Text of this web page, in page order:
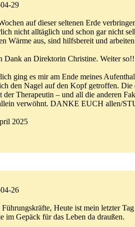
29
auf dieser seltenen Erde
nicht alltäglich und schon gar nicht
Wärme aus, sind hilfsbereit und
Dank an Direktorin Christine. Weiter
ging es mir am Ende meines
den Nagel auf den Kopf getroffen.
der Therapeutin – und all die anderen
verwöhnt. DANKE EUCH allen/
2025
26
Heute ist mein letzter
im Gepäck für das Leben da draußen.